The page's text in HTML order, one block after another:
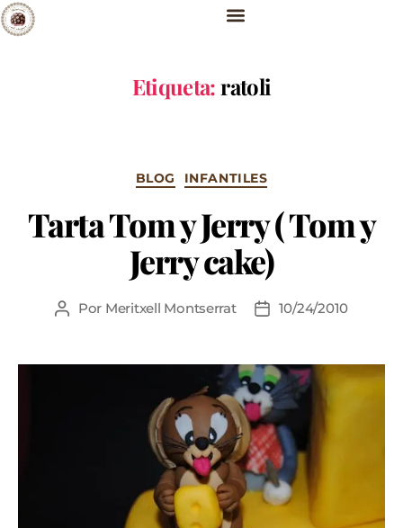
Etiqueta:ratoli
BLOG INFANTILES
Tarta Tom y Jerry ( Tom y
Jerry cake)
Por Meritxell Montserrat 10/24/2010